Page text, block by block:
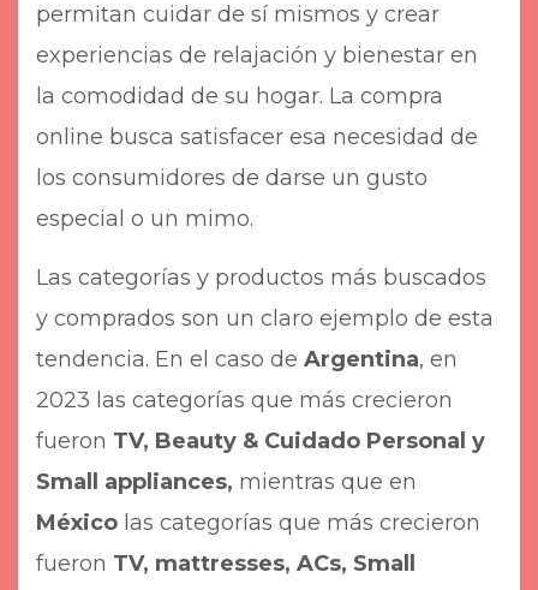
permitan cuidar de sí mismos y crear
experiencias de relajación y bienestar en
la comodidad de su hogar. La compra
online busca satisfacer esa necesidad de
los consumidores de darse un gusto
especial o un mimo.
Las categorías y productos más buscados
y comprados son un claro ejemplo de esta
tendencia. En el caso de Argentina, en
2023 las categorías que más crecieron
fueron TV, Beauty & Cuidado Personal y
Small appliances, mientras que en
México las categorías que más crecieron
fueron TV, mattresses, ACs, Small